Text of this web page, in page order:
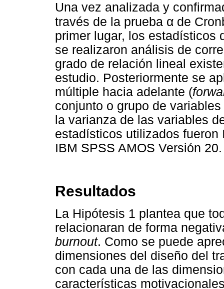
Una vez analizada y
través de la prueba α de
primer lugar, los estadísticos
se realizaron análisis de
grado de relación lineal
estudio. Posteriormente se
múltiple hacia adelante (
conjunto o grupo de
la varianza de las variables
estadísticos utilizados
IBM SPSS AMOS Versión 20.
Resultados
La Hipótesis 1 plantea que
relacionaran de forma
burnout. Como se puede
dimensiones del diseño del
con cada una de las
características